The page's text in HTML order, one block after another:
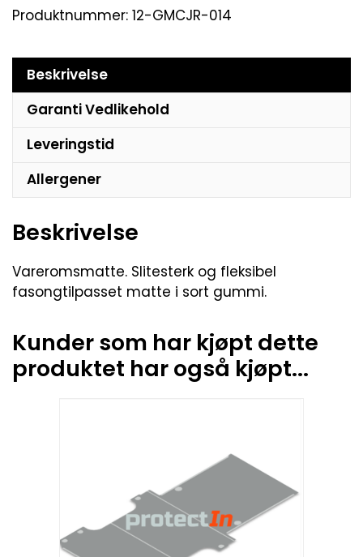
Produktnummer: 12-GMCJR-014
Beskrivelse
Garanti Vedlikehold
Leveringstid
Allergener
Beskrivelse
Vareromsmatte. Slitesterk og fleksibel
fasongtilpasset matte i sort gummi.
Kunder som har kjøpt dette
produktet har også kjøpt...